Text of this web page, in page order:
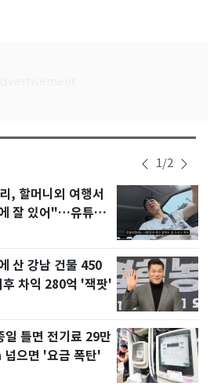
1/2
, 할머니외 여행서
잘 있어"…유튜브
산 강남 건물 450
차익 280억 '잭팟'
일 틀면 전기료 29만
으면 '요금 폭탄'